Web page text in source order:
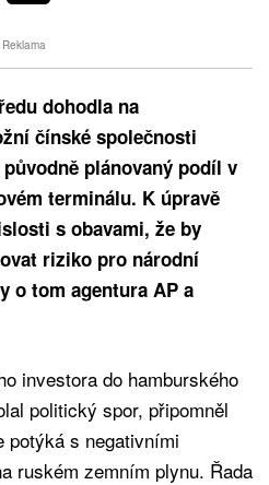
Reklama
dohodla na
čínské společnosti
plánovaný podíl v
terminálu. K úpravě
s obavami, že by
riziko pro národní
o tom agentura AP a
investora do hamburského
politický spor, připomněl
potýká s negativními
ruském zemním plynu. Řada